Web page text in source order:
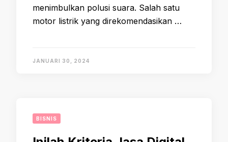
menimbulkan polusi suara. Salah satu
motor listrik yang direkomendasikan …
JANUARI 30, 2024
BISNIS